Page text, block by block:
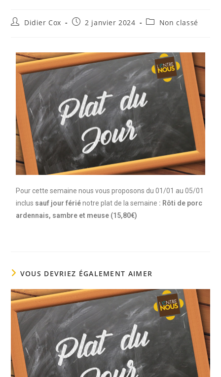
Didier Cox 2 janvier 2024 Non classé
Pour cette semaine nous vous proposons du 01/01 au 05/01
inclus sauf jour fériénotre plat de la semaine : Rôti de porc
ardennais, sambre et meuse (15,80€)
VOUS DEVRIEZ ÉGALEMENT AIMER